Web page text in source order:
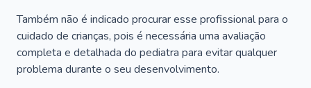
Também não é indicado procurar esse profissional para o
cuidado de crianças, pois é necessária uma avaliação
completa e detalhada do pediatra para evitar qualquer
problema durante o seu desenvolvimento.